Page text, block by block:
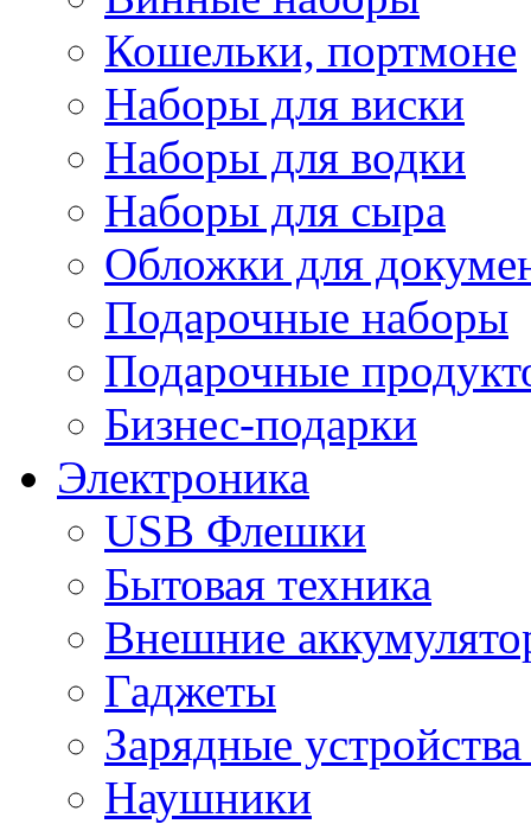
Кошельки, портмоне
Наборы для виски
Наборы для водки
Наборы для сыра
Обложки для
Подарочные наборы
Подарочные
Бизнес-подарки
Электроника
USB Флешки
Бытовая техника
Внешние
Гаджеты
Зарядные
Наушники